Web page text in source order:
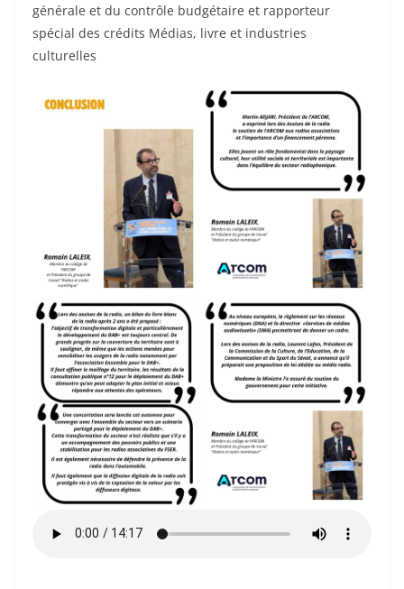
générale et du contrôle budgétaire et rapporteur
spécial des crédits Médias, livre et industries
culturelles